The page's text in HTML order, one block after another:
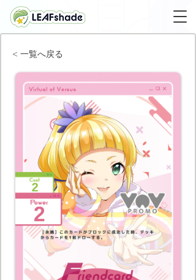
< 一覧へ戻る